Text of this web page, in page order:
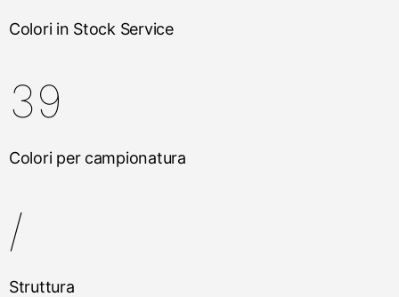
Colori in Stock Service
39
Colori per campionatura
/
Struttura